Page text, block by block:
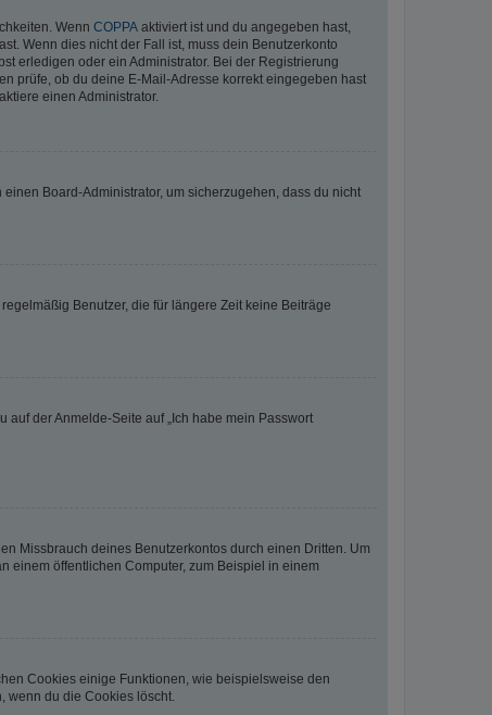
Wenn COPPA aktiviert ist und du angegeben hast,
Wenn dies nicht der Fall ist, muss dein Benutzerkonto
erledigen oder ein Administrator. Bei der Registrierung
prüfe, ob du deine E-Mail-Adresse korrekt eingegeben hast
einen Administrator.
Board-Administrator, um sicherzugehen, dass du nicht
Benutzer, die für längere Zeit keine Beiträge
der Anmelde-Seite auf „Ich habe mein Passwort
Missbrauch deines Benutzerkontos durch einen Dritten. Um
einem öffentlichen Computer, zum Beispiel in einem
Cookies einige Funktionen, wie beispielsweise den
wenn du die Cookies löscht.